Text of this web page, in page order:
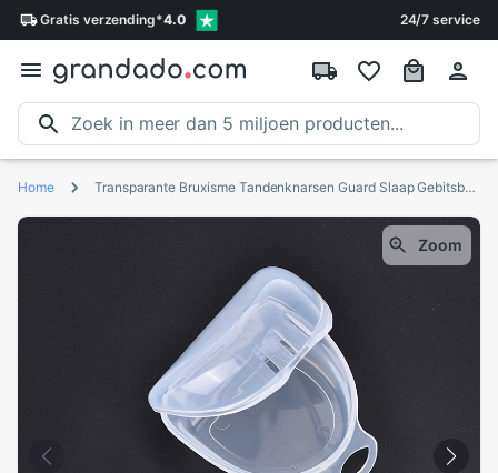
Gratis verzending*4.0 24/7 service
Home Transparante Bruxisme Tandenknarsen Guard Slaap Gebitsbeschermer Spalk Balde Protector Gereedschap Met Doos
Zoom